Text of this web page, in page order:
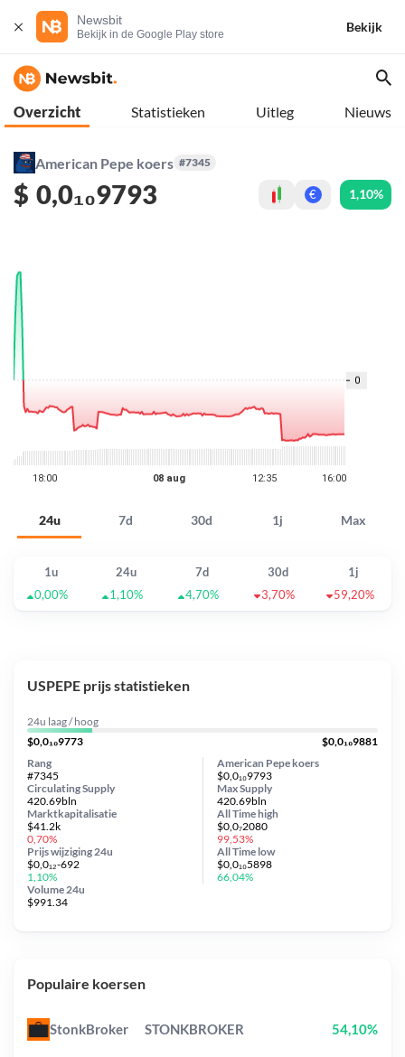
Newsbit
Bekijk in de Google Play store
Bekijk
Overzicht Statistieken Uitleg Nieuws
American Pepe koers #7345
$ 0,0₁₀9793 € 1,10%
24u 7d 30d 1j Max
1u 24u 7d 30d
1j
0,00%
1,10% 4,70% 3,70% 59,20%
USPEPE prijs statistieken
24u laag / hoog
$0,0₁₀9773
$0,0₁₀9881
American Pepe koers
$0,0₁₀9793
Circulating Supply
420.69bln
Prijs wijziging 24u
$0,0₁₂-692
1,10%
Max Supply
420.69bln
Marktkapitalisatie
$41.2k
0,70%
Volume 24u
$991.34
Rang
#7345
All Timehigh
$0,0₇2080
99,53%
All Time low
$0,0₁₀5898
66,04%
Populaire koersen
StonkBroker STONKBROKER 54,10%